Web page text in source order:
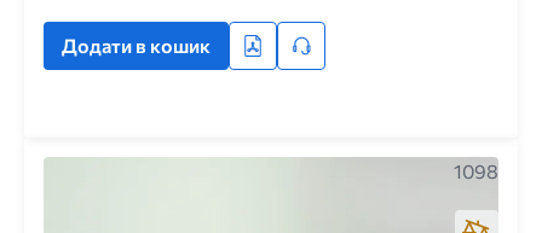
Додати в кошик
1098